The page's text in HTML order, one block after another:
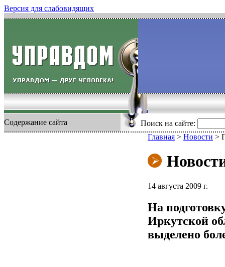
Версия для слабовидящих
Содержание сайта Поиск на сайте:
Главная > Новости >
14 августа 2009 г.
На
Иркутской
выделено